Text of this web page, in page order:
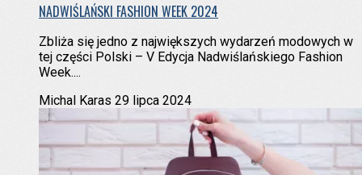
NADWIŚLAŃSKI FASHION WEEK 2024
Zbliża się jedno z największych wydarzeń modowych w
tej części Polski – V Edycja Nadwiślańskiego Fashion
Week....
Michal Karas 29 lipca 2024